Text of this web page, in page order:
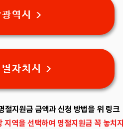
역시 >
자치시 >
절지원금 금액과 신청 방법을 위 링크
지역을 선택하여 명절지원금 꼭 놓치